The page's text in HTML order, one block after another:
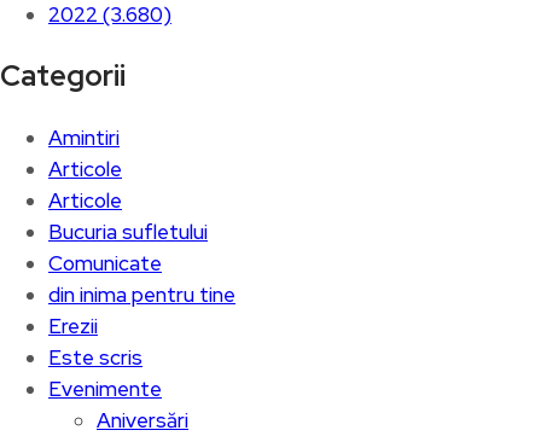
2022 (3.680)
Categorii
Amintiri
Articole
Articole
Bucuria sufletului
Comunicate
din inima pentru tine
Erezii
Este scris
Evenimente
Aniversări